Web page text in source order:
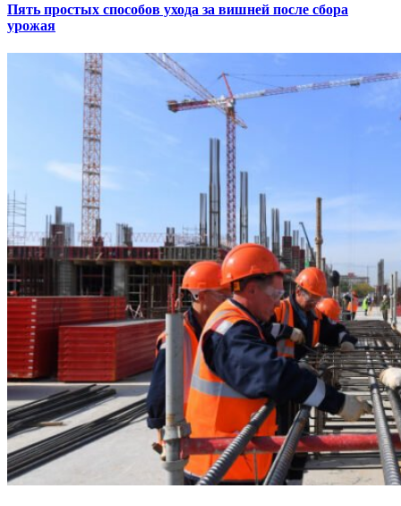
Пять простых способов ухода за вишней после сбора
урожая